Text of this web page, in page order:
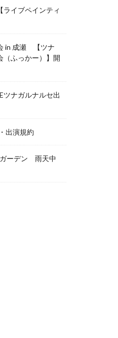
イブペインティ
in 成瀬 【ツナ
（ふっかー）】開
ナガルナルセ出
出演規約
ガーデン 雨天中